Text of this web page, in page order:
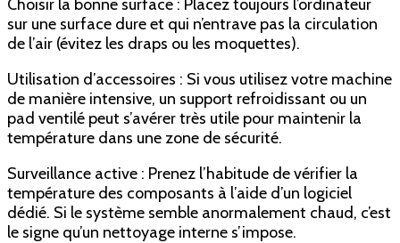
Choisir la bonne surface : Placez toujours l’ordinateur
sur une surface dure et qui n’entrave pas la circulation
de l’air (évitez les draps ou les moquettes).
Utilisation d’accessoires : Si vous utilisez votre machine
de manière intensive, un support refroidissant ou un
pad ventilé peut s’avérer très utile pour maintenir la
température dans une zone de sécurité.
Surveillance active : Prenez l’habitude de vérifier la
température des composants à l’aide d’un logiciel
dédié. Si le système semble anormalement chaud, c’est
le signe qu’un nettoyage interne s’impose.